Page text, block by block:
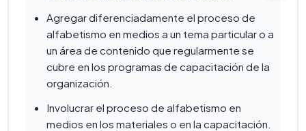
Agregar diferenciadamente el proceso de
alfabetismo en medios a un tema particular o a
un área de contenido que regularmente se
cubre en los programas de capacitación de la
organización.
Involucrar el proceso de alfabetismo en
medios en los materiales o en la capacitación.